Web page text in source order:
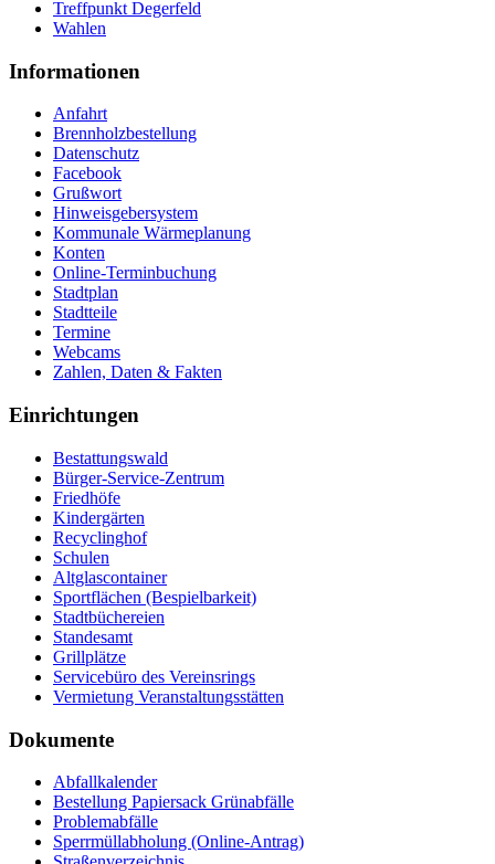
Treffpunkt Degerfeld
Wahlen
Informationen
Anfahrt
Brennholzbestellung
Datenschutz
Facebook
Grußwort
Hinweisgebersystem
Kommunale Wärmeplanung
Konten
Online-Terminbuchung
Stadtplan
Stadtteile
Termine
Webcams
Zahlen, Daten & Fakten
Einrichtungen
Bestattungswald
Bürger-Service-Zentrum
Friedhöfe
Kindergärten
Recyclinghof
Schulen
Altglascontainer
Sportflächen (Bespielbarkeit)
Stadtbüchereien
Standesamt
Grillplätze
Servicebüro des Vereinsrings
Vermietung Veranstaltungsstätten
Dokumente
Abfallkalender
Bestellung Papiersack Grünabfälle
Problemabfälle
Sperrmüllabholung (Online-Antrag)